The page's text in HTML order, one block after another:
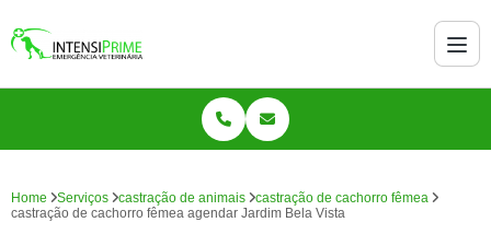
Home Serviços castração de animais
castração de cachorro fêmea
castração de cachorro fêmea agendar Jardim Bela Vista